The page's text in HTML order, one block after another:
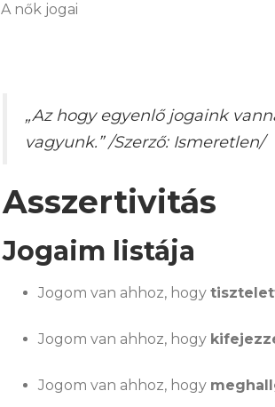
A nők jogai
„Az hogy egyenlő jogaink
vagyunk.” /Szerző: Ismeretlen/
Asszertivitás
Jogaim listája
Jogom van ahhoz, hogy
Jogom van ahhoz, hogy
Jogom van ahhoz, hogy